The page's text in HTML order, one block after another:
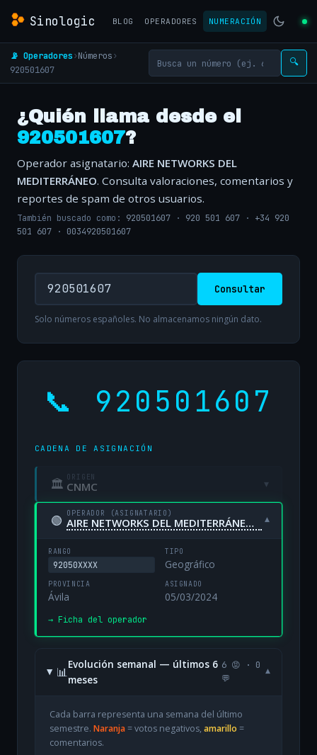
Sinologic BLOG OPERADORES NUMERACIÓN
📡 Operadores›Números›
920501607
🔍
¿Quién llama desde el
920501607?
Operador asignatario: AIRE NETWORKS DEL
MEDITERRÁNEO. Consulta valoraciones, comentarios y
reportes de spam de otros usuarios.
También buscado como: 920501607 · 920 501 607 · +34 920
501 607 · 0034920501607
Consultar
Solo números españoles. No almacenamos ningún dato.
📞 920501607
CADENA DE ASIGNACIÓN
🏛 ORIGEN
CNMC ▾
🟢 OPERADOR (ASIGNATARIO)
AIRE NETWORKS DEL MEDITERRÁNEO, S.L. UNIPERSONAL ▾
RANGO
92050XXXX
TIPO
Geográfico
PROVINCIA
Ávila
ASIGNADO
05/03/2024
→ Ficha del operador
📊
Evolución semanal — últimos 6
meses
6 😡 · 0
💬
▾
Cada barra representa una semana del último
semestre. Naranja= votos negativos, amarillo =
comentarios.